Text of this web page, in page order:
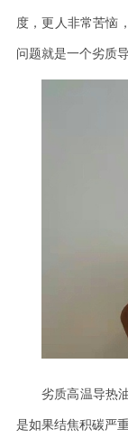
度，更人非常苦恼
问题就是一个劣质
劣质高温导热
是如果结焦积碳严